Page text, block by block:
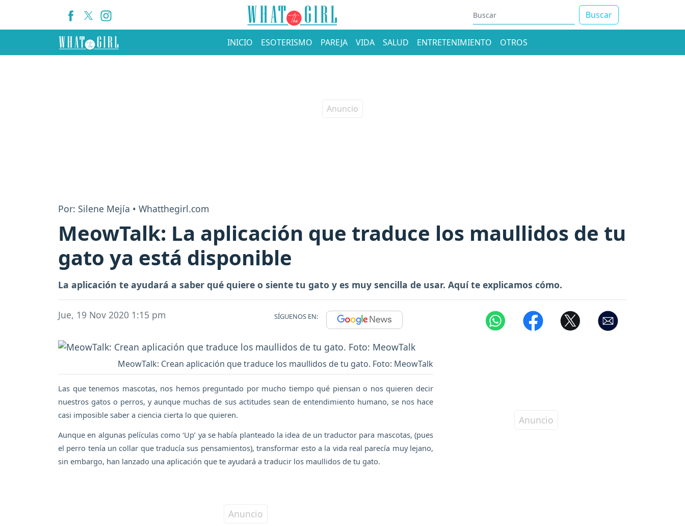
Buscar
INICIO ESOTERISMO PAREJA VIDA SALUD ENTRETENIMIENTO OTROS
Por: Silene Mejía • Whatthegirl.com
MeowTalk: La aplicación que traduce los maullidos de tu
gato ya está disponible
La aplicación te ayudará a saber qué quiere o siente tu gato y es muy sencilla de usar. Aquí te explicamos cómo.
Jue, 19 Nov 2020 1:15 pm SÍGUENOS EN:
MeowTalk: Crean aplicación que traduce los maullidos de tu gato. Foto: MeowTalk
Las que tenemos mascotas, nos hemos preguntado por mucho tiempo qué piensan o nos quieren decir
nuestros gatos o perros, y aunque muchas de sus actitudes sean de entendimiento humano, se nos hace
casi imposible saber a ciencia cierta lo que quieren.
Aunque en algunas películas como ‘Up’ ya se había planteado la idea de un traductor para mascotas, (pues
el perro tenía un collar que traducía sus pensamientos), transformar esto a la vida real parecía muy lejano,
sin embargo, han lanzado una aplicación que te ayudará a traducir los maullidos de tu gato.